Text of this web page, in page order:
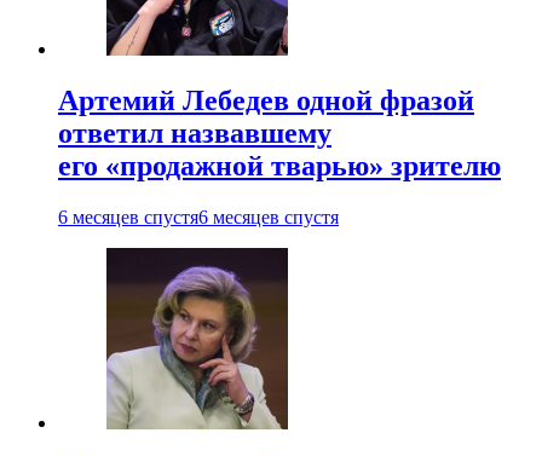
Артемий Лебедев одной фразой
ответил назвавшему
его «продажной тварью» зрителю
6 месяцев спустя6 месяцев спустя